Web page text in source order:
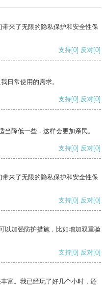
来了无限的隐私保护和安全性保
支持[0] 反对[0]
日常使用的需求。
支持[0] 反对[0]
降低一些，这样会更加亲民。
支持[0] 反对[0]
来了无限的隐私保护和安全性保
支持[0] 反对[0]
以加强防护措施，比如增加双重验
支持[0] 反对[0]
富。我已经玩了好几个小时，还